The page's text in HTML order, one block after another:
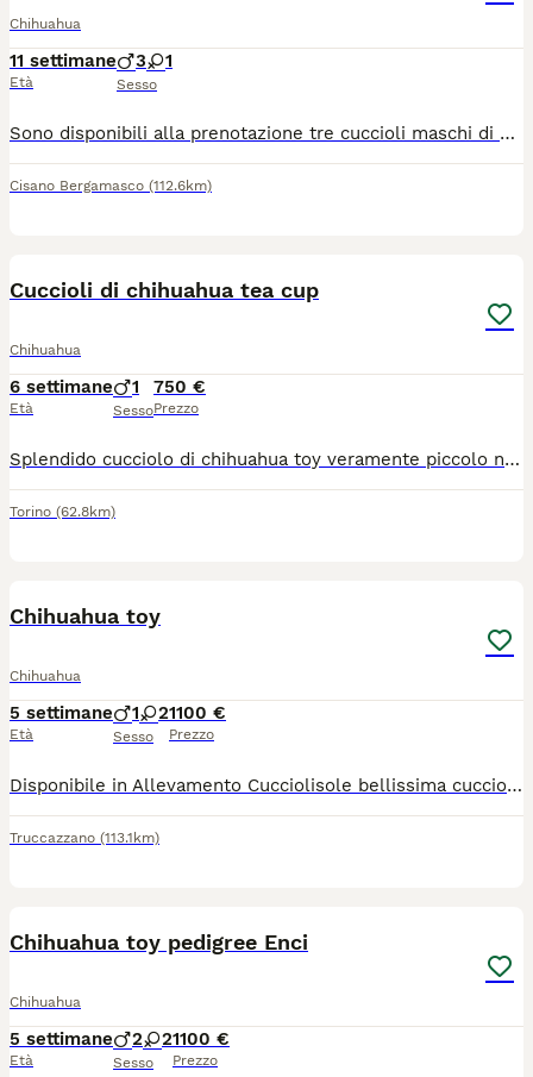
Chihuahua
11 settimane
Età
3 1
Sesso
Sono disponibili alla prenotazione tre cuccioli maschi di Chihuahua nati il 15 maggio 2026. Verranno affidati alla famiglia dai 75 giorni in poi. Tutti avranno pedigree ENCI, iscrizione Anagrafe Canina, certificato veterinario di buona salute, microchip, vaccinazioni, sverminazioni, libretto sanitario e kit cucciolo "benvenuto a casa". I genitori sono testati per cuore, occhi e rotule, inoltre hanno entrambi test DNA esente per atrofia progressiva della retina, malattia ereditaria. Di tutti i certificati si rilascia copia. I cuccioli stanno crescendo in casa, a stretto contatto con la nostra famiglia e con le altre compagne della stessa razza ma anche diversa. Il nostro obiettivo è poter affidare a famiglie attente e amorevoli, cuccioli sani, equilibrati, ben socializzati e coccoloni. Svolgiamo pratica per il passaggio di proprietà, seguiamo l'inserimento in famiglia e diamo la nostra disponibilità anche in futuro. Per maggiori informazioni telefonare al 340/0574526.
Cisano Bergamasco (112.6km)
Cuccioli di chihuahua tea cup
Chihuahua
6 settimane
Età
1
Sesso
750 €
Prezzo
Splendido cucciolo di chihuahua toy veramente piccolo nato il 22 giugno sarà consegnabile dal 17 agosto con ciclo sverminazioni, vaccino microchip passaggio di proprietà libretto sanitario, abituato alla traversina cresciuto in casa dolce e affettuoso ben socializzato testa a mela muso corto molto bello genitori visibili entrambi di mia proprietà per venire a vederlo contattatemi al 379 1459776
Torino (62.8km)
Chihuahua toy
Chihuahua
5 settimane
Età
1 2
Sesso
1100 €
Prezzo
Disponibile in Allevamento Cucciolisole bellissima cucciola di chihuahua sia femmina che maschio. La cucciola avrà doppia sverminazione, primo e secondo vaccino, libretto sanitario e visita veterinaria, microchip con relativo passaggio di proprietà e trattamento antiparassitario, PEDIGREE ENCI. Sarà abituata all'uso della traversina igienica e socializzata con altri cani e gatti. Cresce in famiglia giocando con bambini... Per info e video anche whatapp al 329 6954062
Truccazzano (113.1km)
Chihuahua toy pedigree Enci
Chihuahua
5 settimane
Età
2 2
Sesso
1100 €
Prezzo